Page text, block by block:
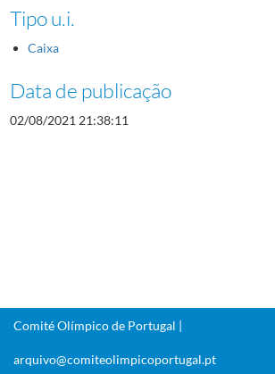
Tipo u.i.
Caixa
Data de publicação
02/08/2021 21:38:11
Comité Olímpico de Portugal |
arquivo@comiteolimpicoportugal.pt